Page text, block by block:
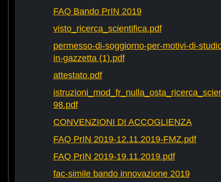
FAQ Bando PrIN 2019
visto_ricerca_scientifica.pdf
permesso-di-soggiorno-per-motivi-di-
in-gazzetta (1).pdf
attestato.pdf
98.pdf
CONVENZIONI DI ACCOGLIENZA
FAQ PrIN 2019-12.11.2019-FMZ.pdf
FAQ PrIN 2019-19.11.2019.pdf
fac-simile bando innovazione 2019